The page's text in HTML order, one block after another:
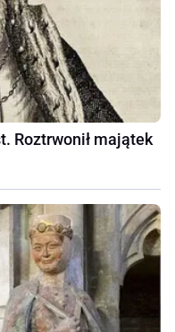
Roztrwonił majątek